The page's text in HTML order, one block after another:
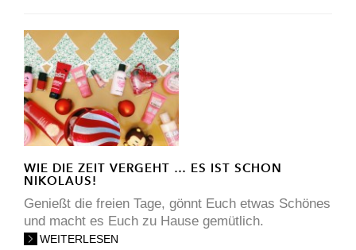
WIE DIE ZEIT VERGEHT … ES IST SCHON
NIKOLAUS!
Genießt die freien Tage, gönnt Euch etwas Schönes
und macht es Euch zu Hause gemütlich.
WEITERLESEN